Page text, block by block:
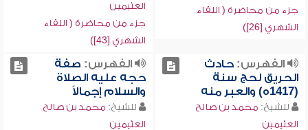
جزء من محاضرة ( اللقاء
الشهري [26])
العثيمين
جزء من محاضرة ( اللقاء
الشهري [43])
الفهرس:حادث
الحريق لحج سنة
(1417ه) والعبر منه
للشيخ: محمد بن صالح
العثيمين
الفهرس: صفة
حجه عليه الصلاة
والسلام إجمالاً
للشيخ: محمد بن صالح
العثيمين